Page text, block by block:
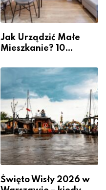
Jak Urządzić Małe
Mieszkanie? 10
Przestrzeni Bez
Kosztownego Remontu
Święto Wisły 2026 w